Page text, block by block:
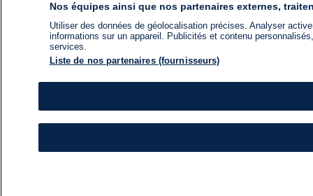
Nos équipes ainsi que nos partenaires externes,
Utiliser des données de géolocalisation précises. Analyser
informations sur un appareil. Publicités et contenu
services.
Liste de nos partenaires (fournisseurs)